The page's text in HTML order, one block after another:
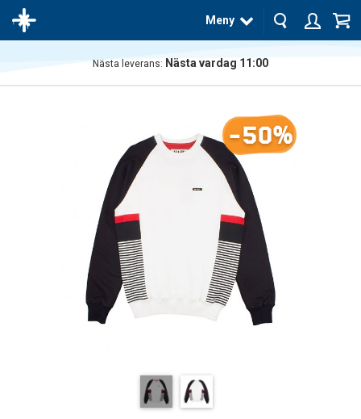
Meny
Nästa leverans: Nästa vardag 11:00
-50%